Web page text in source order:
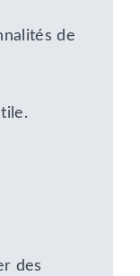
de
des